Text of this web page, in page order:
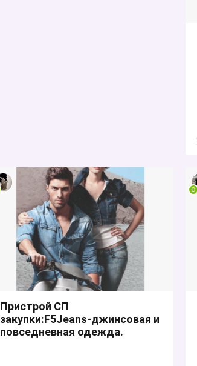
Пристрой СП
закупки:F5Jeans-джинсовая и
повседневная одежда.